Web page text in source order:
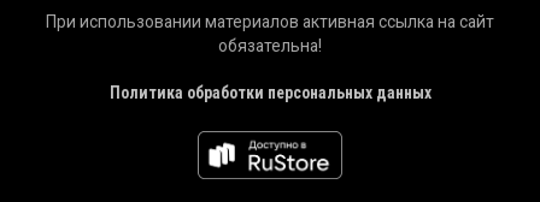
При использовании материалов активная ссылка на сайт
обязательна!
Политика обработки персональных данных